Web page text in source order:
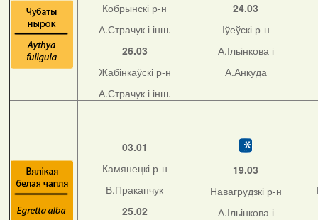
Кобрынскі р-н
А.Страчук і інш.
26.03
Жабінкаўскі р-н
А.Страчук і інш.
24.03
Іўеўскі р-н
А.Ільінкова і
А.Анкуда
03.01
Камянецкі р-н
В.Пракапчук
25.02
19.03
Навагрудзкі р-н
А.Ільінкова і